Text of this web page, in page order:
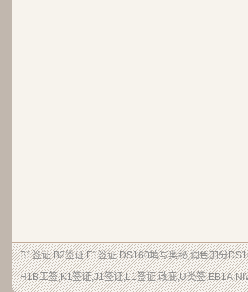
B1签证.B2签证.F1签证.DS160填写奥秘,润色加分
H1B工签,K1签证,J1签证,L1签证,政庇,U类签